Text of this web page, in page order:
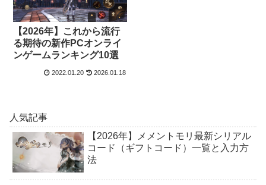
【2026年】これから流行
る期待の新作PCオンライ
ンゲームランキング10選
2022.01.20 2026.01.18
人気記事
【2026年】メメントモリ最新シリアル
コード（ギフトコード）一覧と入力方
法